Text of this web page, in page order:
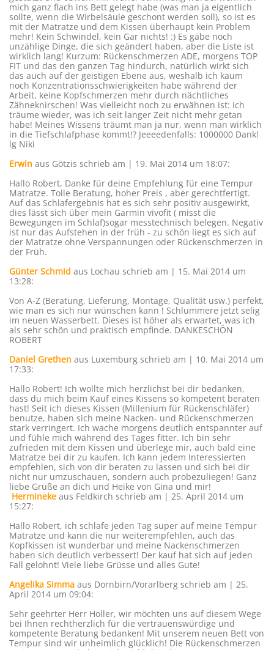
mich ganz flach ins Bett gelegt habe (was man ja eigentlich
sollte, wenn die Wirbelsäule geschont werden soll), so ist es
mit der Matratze und dem Kissen überhaupt kein Problem
mehr! Kein Schwindel, kein Gar nichts! :) Es gäbe noch
unzählige Dinge, die sich geändert haben, aber die Liste ist
wirklich lang! Kurzum: Rückenschmerzen ADE, morgens TOP
FIT und das den ganzen Tag hindurch, natürlich wirkt sich
das auch auf der geistigen Ebene aus, weshalb ich kaum
noch Konzentrationsschwierigkeiten habe während der
Arbeit, keine Kopfschmerzen mehr durch nächtliches
Zähneknirschen! Was vielleicht noch zu erwähnen ist: Ich
träume wieder, was ich seit langer Zeit nicht mehr getan
habe! Meines Wissens träumt man ja nur, wenn man wirklich
in die Tiefschlafphase kommt!? Jeeeedenfalls: 1000000 Dank!
lg Niki
Erwin aus Götzis schrieb am | 19. Mai 2014 um 18:07:
Hallo Robert, Danke für deine Empfehlung für eine Tempur
Matratze. Tolle Beratung, hoher Preis , aber gerechtfertigt.
Auf das Schlafergebnis hat es sich sehr positiv ausgewirkt,
dies lässt sich über mein Garmin vivofit ( misst die
Bewegungen im Schlaf)sogar messtechnisch belegen. Negativ
ist nur das Aufstehen in der früh - zu schön liegt es sich auf
der Matratze ohne Verspannungen oder Rückenschmerzen in
der Früh.
Günter Schmid aus Lochau schrieb am | 15. Mai 2014 um
13:28:
Von A-Z (Beratung, Lieferung, Montage, Qualität usw.) perfekt,
wie man es sich nur wünschen kann ! Schlummere jetzt selig
im neuen Wasserbett. Dieses ist höher als erwartet, was ich
als sehr schön und praktisch empfinde. DANKESCHÖN
ROBERT
Daniel Grethen aus Luxemburg schrieb am | 10. Mai 2014 um
17:33:
Hallo Robert! Ich wollte mich herzlichst bei dir bedanken,
dass du mich beim Kauf eines Kissens so kompetent beraten
hast! Seit ich dieses Kissen (Millenium für Rückenschläfer)
benutze, haben sich meine Nacken- und Rückenschmerzen
stark verringert. Ich wache morgens deutlich entspannter auf
und fühle mich während des Tages fitter. Ich bin sehr
zufrieden mit dem Kissen und überlege mir, auch bald eine
Matratze bei dir zu kaufen. Ich kann jedem Interessierten
empfehlen, sich von dir beraten zu lassen und sich bei dir
nicht nur umzuschauen, sondern auch probezuliegen! Ganz
liebe Grüße an dich und Heike von Gina und mir!
Hermineke aus Feldkirch schrieb am | 25. April 2014 um
15:27:
Hallo Robert, ich schlafe jeden Tag super auf meine Tempur
Matratze und kann die nur weiterempfehlen, auch das
Kopfkissen ist wunderbar und meine Nackenschmerzen
haben sich deutlich verbessert! Der kauf hat sich auf jeden
Fall gelohnt! Viele liebe Grüsse und alles Gute!
Angelika Simma aus Dornbirn/Vorarlberg schrieb am | 25.
April 2014 um 09:04:
Sehr geehrter Herr Holler, wir möchten uns auf diesem Wege
bei Ihnen rechtherzlich für die vertrauenswürdige und
kompetente Beratung bedanken! Mit unserem neuen Bett von
Tempur sind wir unheimlich glücklich! Die Rückenschmerzen